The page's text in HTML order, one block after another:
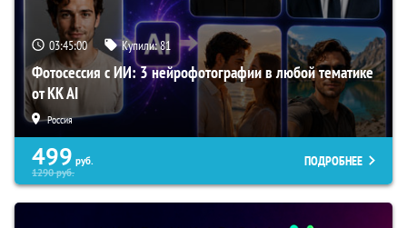
03:44:59 Купили:81
Фотосессия с ИИ: 3 нейрофотографии в любой тематике
от KK AI
Россия
499 руб.
1290руб.
ПОДРОБНЕЕ